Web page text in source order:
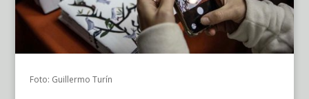
Foto: Guillermo Turín